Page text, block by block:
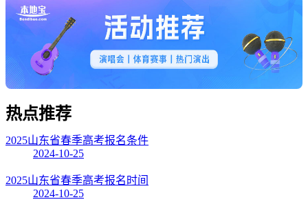
热点推荐
2025山东省春季高考报名条件
2024-10-25
2025山东省春季高考报名时间
2024-10-25